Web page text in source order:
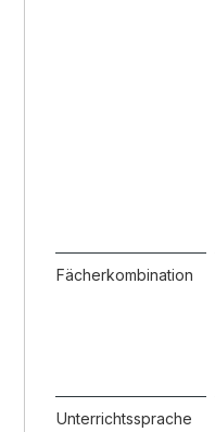
Fächerkombination
Unterrichtssprache